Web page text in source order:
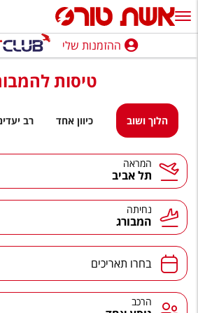
ההזמנות שלי
חופשה לפי סגנון
מלונות באילת
טיולים מאורגנים
סגנונות טיול
חבילות נופש
הרגע האחרון
חבילות בריאות וספא
ההזמנות שלי
טיסות
הלוך ושוב כיוון אחד רב
המראה
תל אביב
נחיתה
המבורג
בחרו תאריכים
הרכב